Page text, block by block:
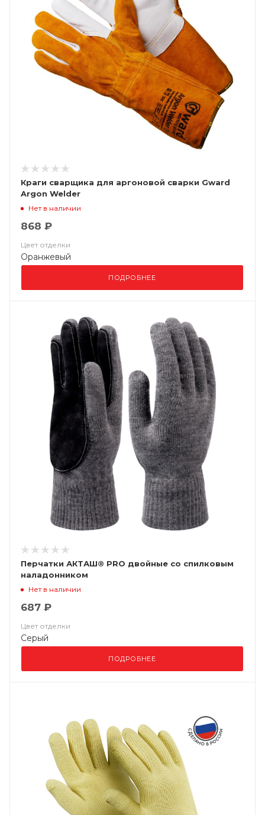
Краги сварщика для аргоновой сварки Gward
Argon Welder
Нет в наличии
868 ₽
Цвет отделки
Оранжевый
ПОДРОБНЕЕ
Перчатки АКТАШ® PRO двойные со спилковым
наладонником
Нет в наличии
687 ₽
Цвет отделки
Серый
ПОДРОБНЕЕ